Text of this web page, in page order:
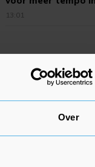
Over
13:01